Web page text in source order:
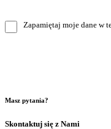
Zapamiętaj moje dane w
Masz pytania?
Skontaktuj się z Nami